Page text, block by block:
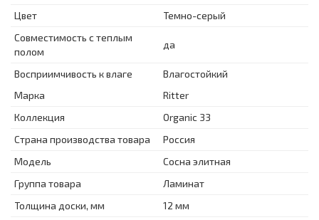
Цвет
Темно-серый
Совместимость с теплым
полом
да
Восприимчивость к влаге
Влагостойкий
Марка
Ritter
Коллекция
Organic 33
Страна производства товара
Россия
Модель
Сосна элитная
Группа товара
Ламинат
Толщина доски, мм
12 мм